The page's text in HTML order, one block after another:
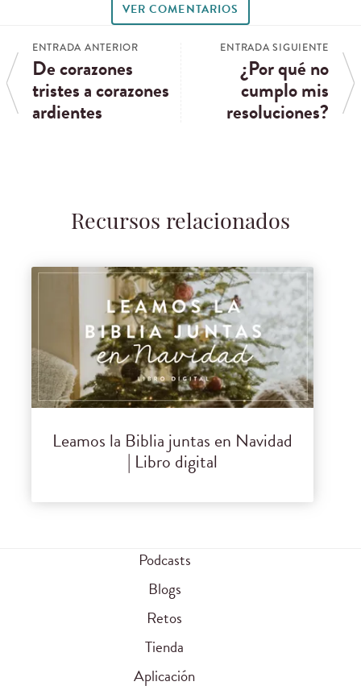
VER COMENTARIOS
ENTRADA ANTERIOR
De corazones
tristes a corazones
ardientes
ENTRADA SIGUIENTE
¿Por qué no
cumplo mis
resoluciones?
Recursos relacionados
Leamos la Biblia juntas en Navidad
| Libro digital
Podcasts
Blogs
Retos
Tienda
Aplicación